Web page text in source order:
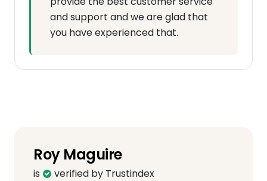
and support and we are glad that
you have experienced that.
Roy Maguire
is verified by Trustindex